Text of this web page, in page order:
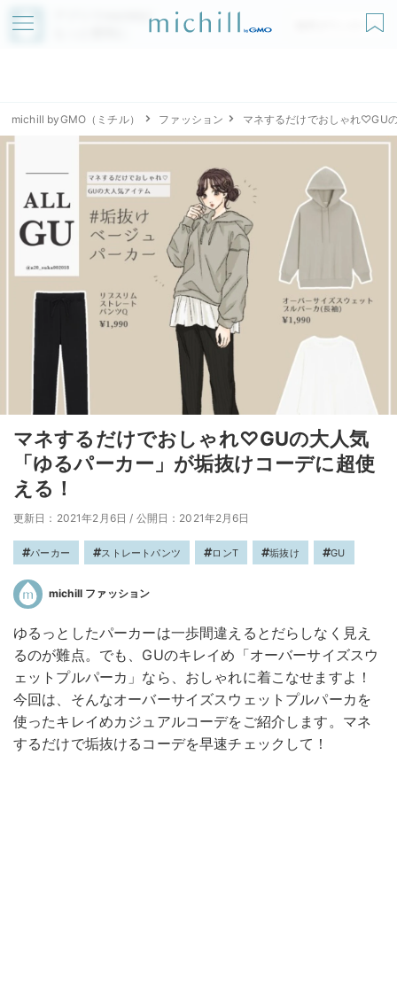
アプリでmichillが
無料ダウンロード
michill byGMO（ミチル） ファッション マネするだけでおしゃれ♡GU
マネするだけでおしゃれ♡GUの大人気
「ゆるパーカー」が垢抜けコーデに超使
える！
更新日：2021年2月6日 / 公開日：2021年2月6日
パーカー ストレートパンツ ロンT 垢抜け GU
michill ファッション
ゆるっとしたパーカーは一歩間違えるとだらしなく見え
るのが難点。でも、GUのキレイめ「オーバーサイズスウ
ェットプルパーカ」なら、おしゃれに着こなせますよ！
今回は、そんなオーバーサイズスウェットプルパーカを
使ったキレイめカジュアルコーデをご紹介します。マネ
するだけで垢抜けるコーデを早速チェックして！